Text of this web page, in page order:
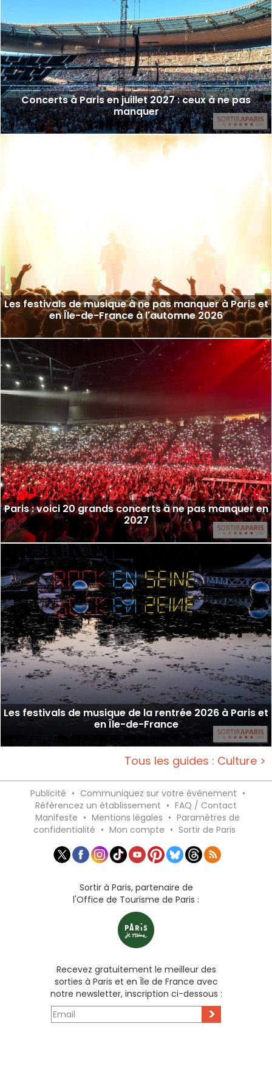
Concerts à Paris en juillet 2027 : ceux à ne pas
manquer
Les festivals de musique à ne pas manquer à Paris et
en Île-de-France à l'automne 2026
Paris : voici 20 grands concerts à ne pas manquer en
2027
Les festivals de musique de la rentrée 2026 à Paris et
en Île-de-France
Tous les guides : Culture >
Publicité • Communiquez sur votre événement •
Référencez un établissement • FAQ / Contact
Manifeste • Mentions légales • Paramètres de
confidentialité • Mon compte • Sortir de Paris
Sortir à Paris, partenaire de
l'Office de Tourisme de Paris :
Recevez gratuitement le meilleur des
sorties à Paris et en Île de France avec
notre newsletter, inscription ci-dessous :
>